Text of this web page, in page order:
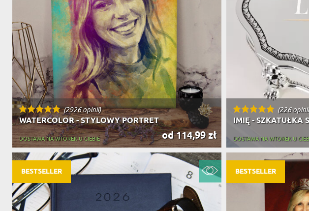
(226
IMIĘ - SZKATUŁKA
DOSTAWA NA WTOREK U
(2926 opinii)
WATERCOLOR - STYLOWY PORTRET
od 114,99 zł
DOSTAWA NA WTOREK U CIEBIE
BESTSELLER BESTSELLER